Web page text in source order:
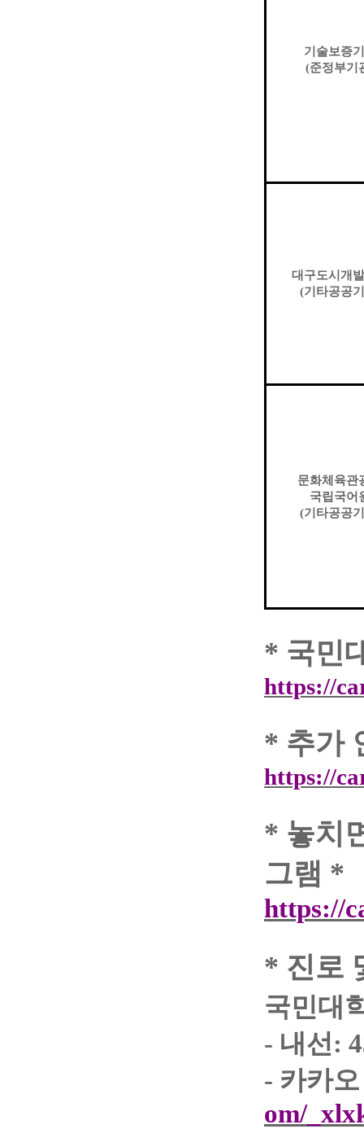
기술보증
(준정부기
대구도시개
(기타공공
문화체육관
국립국어
(기타공공
* 국민
https://
* 추가
https://
* 놓치
그램 *
https://
* 진로
국민대
- 내선:
- 카카
om/